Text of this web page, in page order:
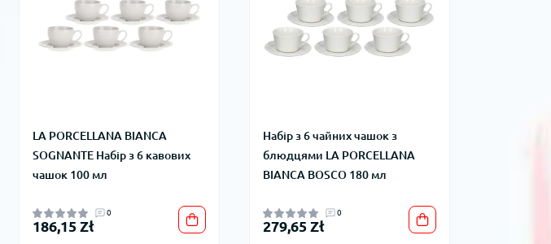
LA PORCELLANA BIANCA
SOGNANTE Набір з 6 кавових
чашок 100 мл
0
186,15 Zł
Набір з 6 чайних чашок з
блюдцями LA PORCELLANA
BIANCA BOSCO 180 мл
0
279,65 Zł